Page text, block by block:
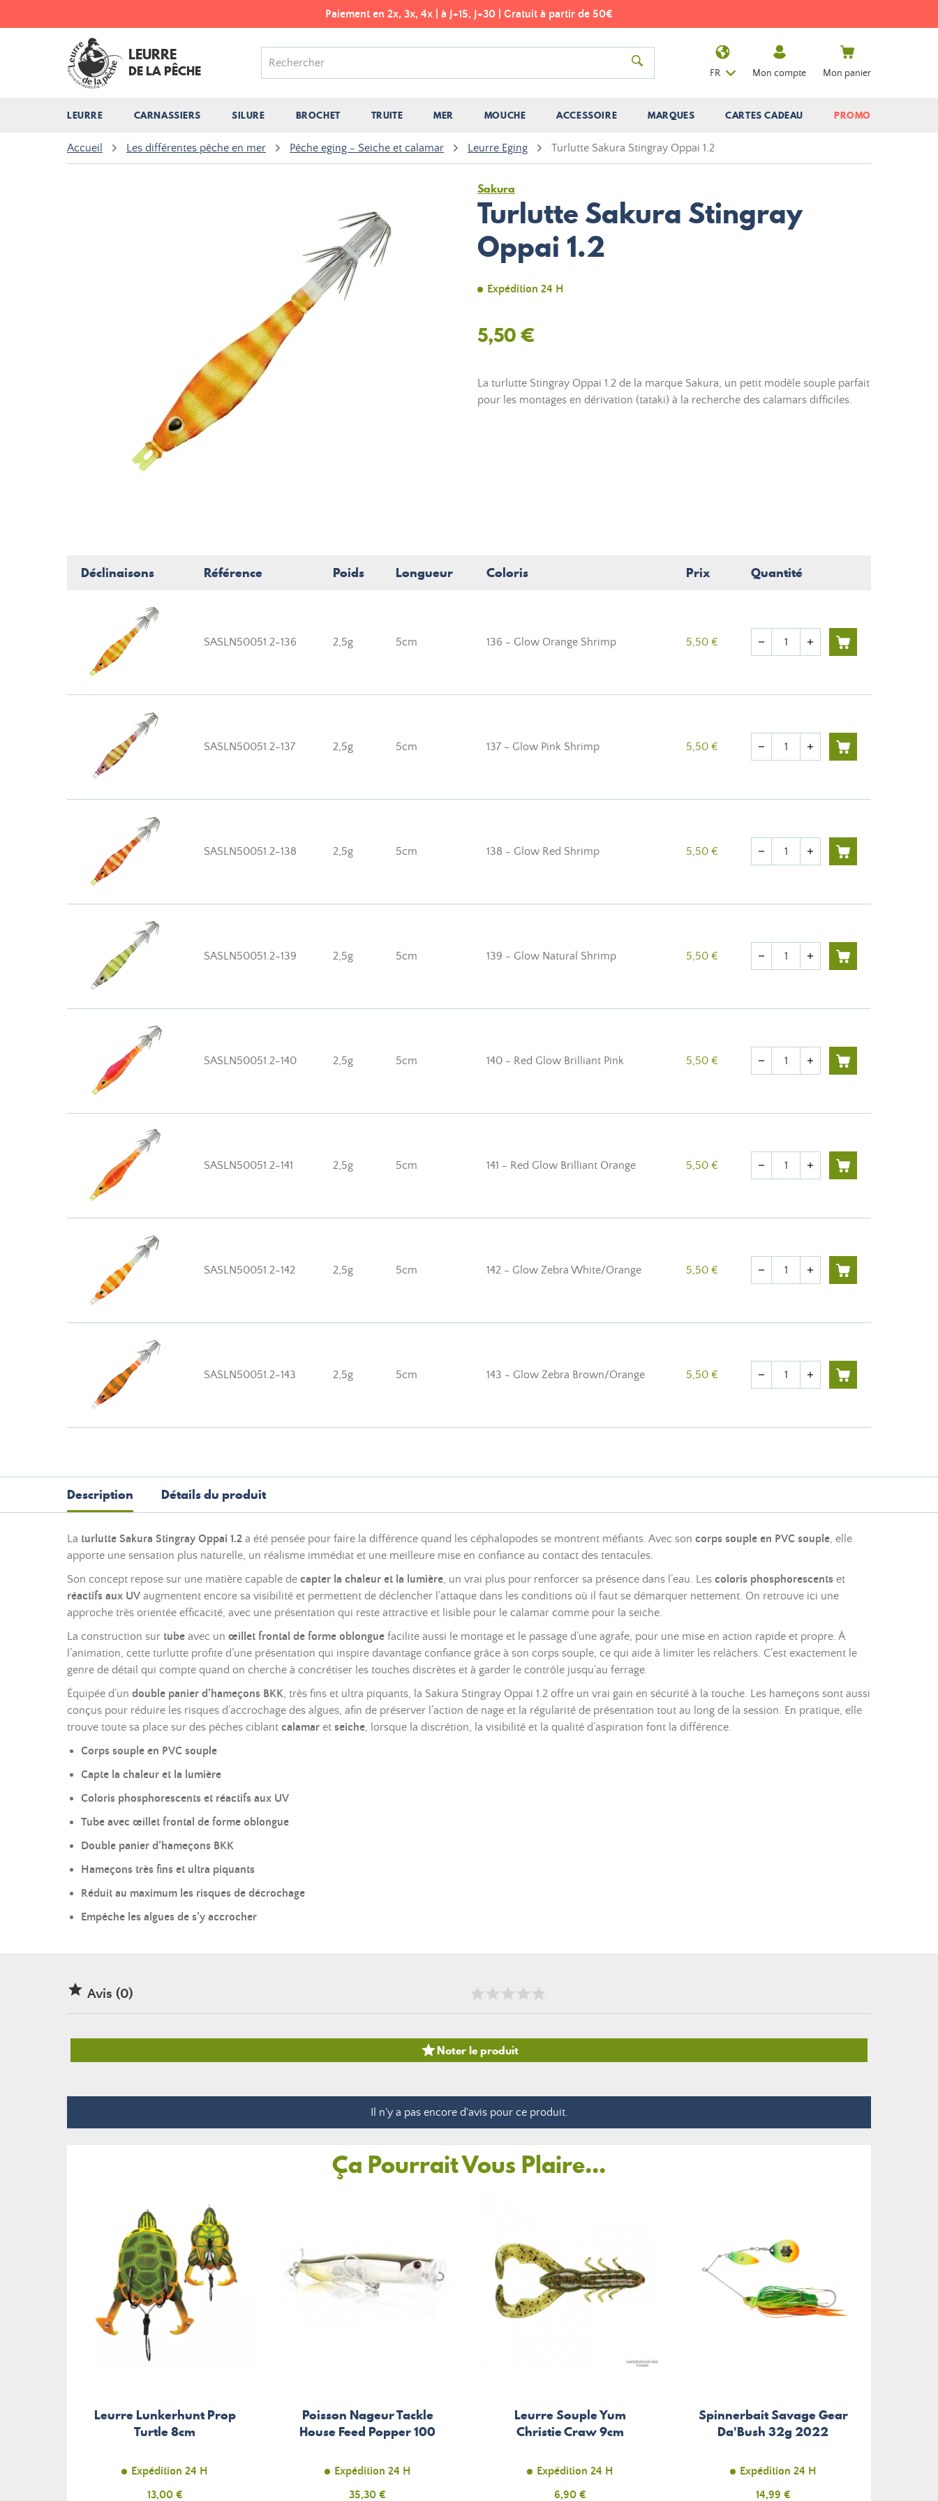
Paiement en 2x, 3x, 4x | à J+15, J+30 | Gratuit à partir de 50€
LEURRE
DE LA PÊCHE
LEURRE CARNASSIERS SILURE BROCHET TRUITE MER MOUCHE ACCESSOIRE MARQUES CARTES CADEAU PROMO
FR Mon compte Mon panier
Accueil Les différentes pêche en mer Pêche eging - Seiche et calamar Leurre Eging Turlutte Sakura Stingray Oppai 1.2
Sakura
Turlutte Sakura Stingray
Oppai 1.2
Expédition 24 H
5,50 €
La turlutte Stingray Oppai 1.2 de la marque Sakura, un petit modèle souple parfait
pour les montages en dérivation (tataki) à la recherche des calamars difficiles.
Déclinaisons Référence Poids Longueur Coloris Prix Quantité
SASLN50051.2-136 2,5g 5cm 136 - Glow Orange Shrimp 5,50 € Quantité
remove add
SASLN50051.2-137 2,5g 5cm 137 - Glow Pink Shrimp 5,50 € Quantité
remove add
SASLN50051.2-138 2,5g 5cm 138 - Glow Red Shrimp 5,50 € Quantité
remove add
SASLN50051.2-139 2,5g 5cm 139 - Glow Natural Shrimp 5,50 € Quantité
remove add
SASLN50051.2-140 2,5g 5cm 140 - Red Glow Brilliant Pink 5,50 € Quantité
remove add
SASLN50051.2-141 2,5g 5cm 141 - Red Glow Brilliant Orange 5,50 € Quantité
remove add
SASLN50051.2-142 2,5g 5cm 142 - Glow Zebra White/Orange 5,50 € Quantité
remove add
SASLN50051.2-143 2,5g 5cm 143 - Glow Zebra Brown/Orange 5,50 € Quantité
remove add
Description Détails du produit
La turlutte Sakura Stingray Oppai 1.2 a été pensée pour faire la différence quand les céphalopodes se montrent méfiants. Avec son corps souple en PVC souple, elle
apporte une sensation plus naturelle, un réalisme immédiat et une meilleure mise en confiance au contact des tentacules.
Son concept repose sur une matière capable de capter la chaleur et la lumière, un vrai plus pour renforcer sa présence dans l’eau. Les coloris phosphorescents et
réactifs aux UV augmentent encore sa visibilité et permettent de déclencher l’attaque dans les conditions où il faut se démarquer nettement. On retrouve ici une
approche très orientée efficacité, avec une présentation qui reste attractive et lisible pour le calamar comme pour la seiche.
La construction sur tube avec un œillet frontal de forme oblongue facilite aussi le montage et le passage d’une agrafe, pour une mise en action rapide et propre. À
l’animation, cette turlutte profite d’une présentation qui inspire davantage confiance grâce à son corps souple, ce qui aide à limiter les relâchers. C’est exactement le
genre de détail qui compte quand on cherche à concrétiser les touches discrètes et à garder le contrôle jusqu’au ferrage.
Équipée d’un double panier d’hameçons BKK, très fins et ultra piquants, la Sakura Stingray Oppai 1.2 offre un vrai gain en sécurité à la touche. Les hameçons sont aussi
conçus pour réduire les risques d’accrochage des algues, afin de préserver l’action de nage et la régularité de présentation tout au long de la session. En pratique, elle
trouve toute sa place sur des pêches ciblant calamar et seiche, lorsque la discrétion, la visibilité et la qualité d’aspiration font la différence.
Corps souple en PVC souple
Capte la chaleur et la lumière
Coloris phosphorescents et réactifs aux UV
Tube avec œillet frontal de forme oblongue
Double panier d’hameçons BKK
Hameçons très fins et ultra piquants
Réduit au maximum les risques de décrochage
Empêche les algues de s’y accrocher
 Avis (0)
Noter le produit
Il n'y a pas encore d'avis pour ce produit.
Ça Pourrait Vous Plaire...
Leurre Lunkerhunt Prop
Turtle 8cm
Expédition 24 H
Prix
13,00 €
Poisson Nageur Tackle
House Feed Popper 100
Expédition 24 H
Prix
35,30 €
Leurre Souple Yum
Christie Craw 9cm
Expédition 24 H
Prix
6,90 €
Spinnerbait Savage Gear
Da'Bush 32g 2022
Expédition 24 H
Prix
14,99 €